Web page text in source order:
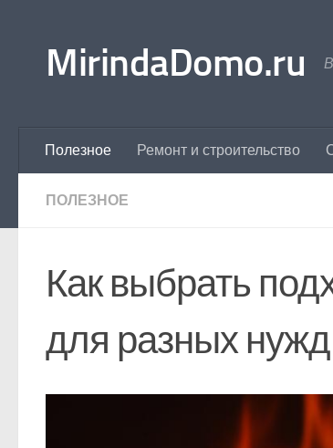
MirindaDomo.ru
Полезное Ремонт и строительство
ПОЛЕЗНОЕ
Как выбрать
для разных нужд